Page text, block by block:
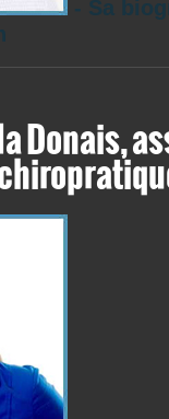
- Sa
Donais,